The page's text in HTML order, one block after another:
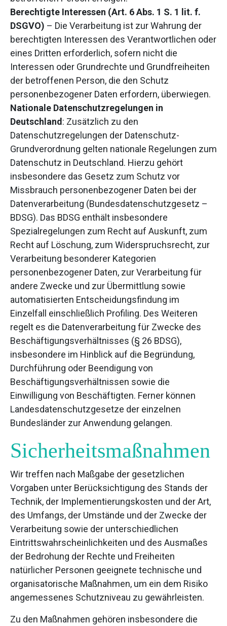
Berechtigte Interessen (Art. 6 Abs. 1 S. 1 lit. f.
DSGVO) – Die Verarbeitung ist zur Wahrung der
berechtigten Interessen des Verantwortlichen oder
eines Dritten erforderlich, sofern nicht die
Interessen oder Grundrechte und Grundfreiheiten
der betroffenen Person, die den Schutz
personenbezogener Daten erfordern, überwiegen.
Nationale Datenschutzregelungen in
Deutschland : Zusätzlich zu den
Datenschutzregelungen der Datenschutz-
Grundverordnung gelten nationale Regelungen zum
Datenschutz in Deutschland. Hierzu gehört
insbesondere das Gesetz zum Schutz vor
Missbrauch personenbezogener Daten bei der
Datenverarbeitung (Bundesdatenschutzgesetz –
BDSG). Das BDSG enthält insbesondere
Spezialregelungen zum Recht auf Auskunft, zum
Recht auf Löschung, zum Widerspruchsrecht, zur
Verarbeitung besonderer Kategorien
personenbezogener Daten, zur Verarbeitung für
andere Zwecke und zur Übermittlung sowie
automatisierten Entscheidungsfindung im
Einzelfall einschließlich Profiling. Des Weiteren
regelt es die Datenverarbeitung für Zwecke des
Beschäftigungsverhältnisses (§ 26 BDSG),
insbesondere im Hinblick auf die Begründung,
Durchführung oder Beendigung von
Beschäftigungsverhältnissen sowie die
Einwilligung von Beschäftigten. Ferner können
Landesdatenschutzgesetze der einzelnen
Bundesländer zur Anwendung gelangen.
Sicherheitsmaßnahmen
Wir treffen nach Maßgabe der gesetzlichen
Vorgaben unter Berücksichtigung des Stands der
Technik, der Implementierungskosten und der Art,
des Umfangs, der Umstände und der Zwecke der
Verarbeitung sowie der unterschiedlichen
Eintrittswahrscheinlichkeiten und des Ausmaßes
der Bedrohung der Rechte und Freiheiten
natürlicher Personen geeignete technische und
organisatorische Maßnahmen, um ein dem Risiko
angemessenes Schutzniveau zu gewährleisten.
Zu den Maßnahmen gehören insbesondere die